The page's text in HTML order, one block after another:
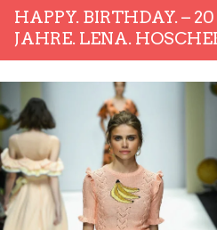
HAPPY. BIRTHDAY. – 20
JAHRE. LENA.